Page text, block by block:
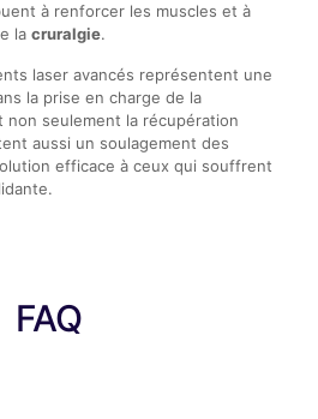
à renforcer les muscles et à
la cruralgie.
laser avancés représentent une
la prise en charge de la
non seulement la récupération
aussi un soulagement des
efficace à ceux qui souffrent
FAQ